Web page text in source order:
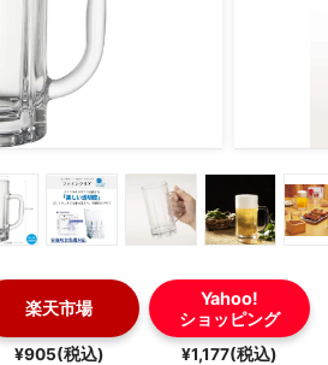
楽天市場
¥905(税込)
Yahoo!
ショッピング
¥1,177(税込)